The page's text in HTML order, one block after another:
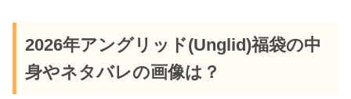
2026年アングリッド(Unglid)福袋の中
身やネタバレの画像は？